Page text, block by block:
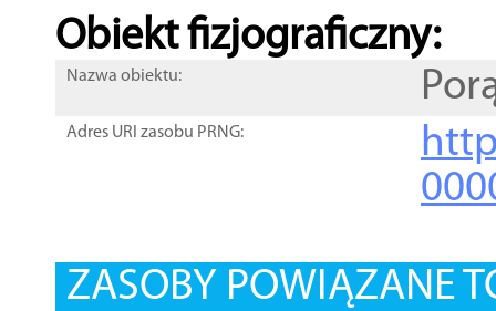
Obiekt fizjograficzny:
Nazwa obiektu:
Adres URI zasobu PRNG:
ZASOBY POWIĄZANE